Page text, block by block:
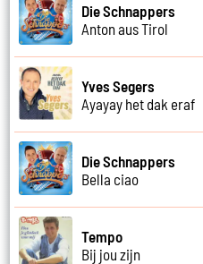
Die Schnappers
Anton aus Tirol
Yves Segers
Ayayay het dak eraf
Die Schnappers
Bella ciao
Tempo
Bij jou zijn